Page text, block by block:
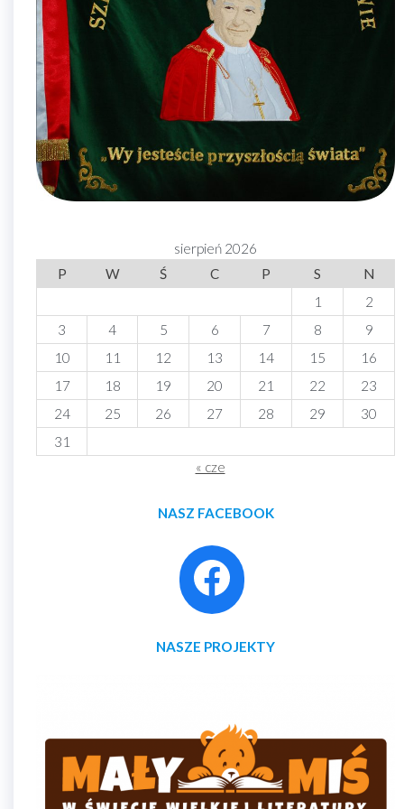
sierpień 2026
P
W Ś C P S
N
1
2
3
4 5 6 7 8
9
10
11 12 13 14 15
16
17
18 19 20 21 22
23
24
25 26 27 28 29
30
31
« cze
NASZ FACEBOOK
NASZE PROJEKTY